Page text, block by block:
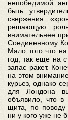
непобедимой
быть
свержения
решающую
внимательнее
Соединенному
Мало того что
год, так еще на
запас ракет.
на этом
курьез, однако
для Лондона
объявило, что в
щита, по поводу
ни у кого уже не